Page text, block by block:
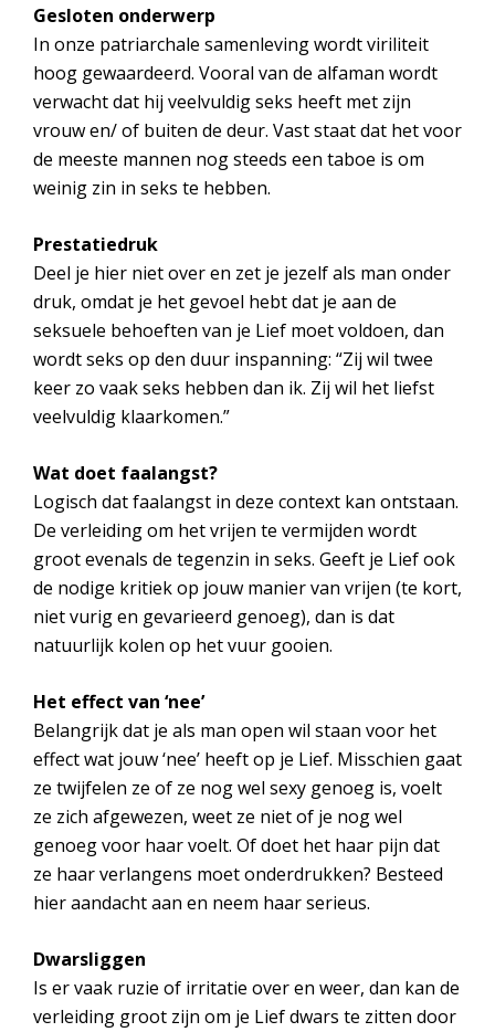
Gesloten onderwerp
In onze patriarchale samenleving wordt viriliteit
hoog gewaardeerd. Vooral van de alfaman wordt
verwacht dat hij veelvuldig seks heeft met zijn
vrouw en/ of buiten de deur. Vast staat dat het voor
de meeste mannen nog steeds een taboe is om
weinig zin in seks te hebben.
Prestatiedruk
Deel je hier niet over en zet je jezelf als man onder
druk, omdat je het gevoel hebt dat je aan de
seksuele behoeften van je Lief moet voldoen, dan
wordt seks op den duur inspanning: “Zij wil twee
keer zo vaak seks hebben dan ik. Zij wil het liefst
veelvuldig klaarkomen.”
Wat doet faalangst?
Logisch dat faalangst in deze context kan ontstaan.
De verleiding om het vrijen te vermijden wordt
groot evenals de tegenzin in seks. Geeft je Lief ook
de nodige kritiek op jouw manier van vrijen (te kort,
niet vurig en gevarieerd genoeg), dan is dat
natuurlijk kolen op het vuur gooien.
Het effect van ‘nee’
Belangrijk dat je als man open wil staan voor het
effect wat jouw ‘nee’ heeft op je Lief. Misschien gaat
ze twijfelen ze of ze nog wel sexy genoeg is, voelt
ze zich afgewezen, weet ze niet of je nog wel
genoeg voor haar voelt. Of doet het haar pijn dat
ze haar verlangens moet onderdrukken? Besteed
hier aandacht aan en neem haar serieus.
Dwarsliggen
Is er vaak ruzie of irritatie over en weer, dan kan de
verleiding groot zijn om je Lief dwars te zitten door